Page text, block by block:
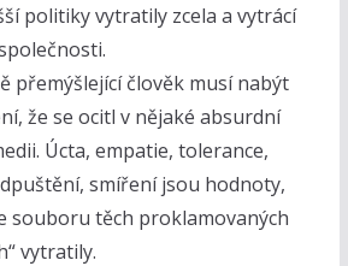
politiky vytratily zcela a vytrácí
přemýšlející člověk musí nabýt
že se ocitl v nějaké absurdní
Úcta, empatie, tolerance,
smíření jsou hodnoty,
souboru těch proklamovaných
vytratily.